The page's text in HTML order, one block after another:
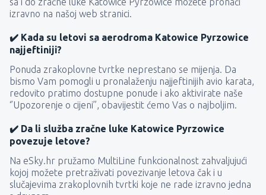
izravno na našoj web stranici.
✔️ Kada su letovi sa aerodroma Katowice Pyrzowice
najjeftiniji?
Ponuda zrakoplovne tvrtke neprestano se mijenja. Da
bismo Vam pomogli u pronalaženju najjeftinijih avio karata,
redovito pratimo dostupne ponude i ako aktivirate naše
‘’Upozorenje o cijeni’’, obavijestit ćemo Vas o najboljim.
✔️ Da li služba zračne luke Katowice Pyrzowice
povezuje letove?
Na eSky.hr pružamo MultiLine funkcionalnost zahvaljujući
kojoj možete pretraživati ​​povezivanje letova čak i u
slučajevima zrakoplovnih tvrtki koje ne rade izravno jedna